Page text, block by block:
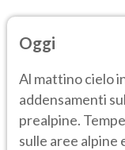
Oggi
Al mattino cielo
addensamenti
prealpine.
sulle aree alpine